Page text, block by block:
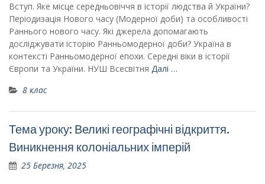
Вступ. Яке місце середньовіччя в історії людства й України?
Періодизація Нового часу (Модерної доби) та особливості
Раннього нового часу. Які джерела допомагають
досліджувати історію Ранньомодерної доби? Україна в
контексті Ранньомодерної епохи. Середні віки в історії
Європи та України. НУШ Всесвітня Далі …
8 клас
Тема уроку: Великі географічні відкриття.
Виникнення колоніальних імперій
25 Березня, 2025